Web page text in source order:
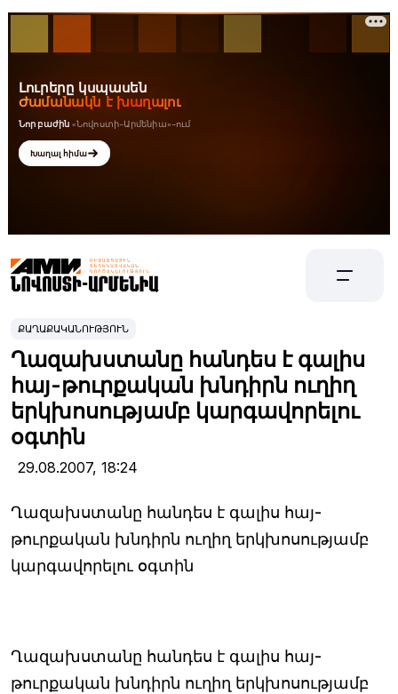
ՔԱՂԱՔԱԿԱՆՈՒԹՅՈՒՆ
Ղազախստանը հանդես է գալիս
հայ-թուրքական խնդիրն ուղիղ
երկխոսությամբ կարգավորելու
օգտին
29.08.2007, 18:24
Ղազախստանը հանդես է գալիս հայ-
թուրքական խնդիրն ուղիղ երկխոսությամբ
կարգավորելու օգտին
Ղազախստանը հանդես է գալիս հայ-
թուրքական խնդիրն ուղիղ երկխոսությամբ